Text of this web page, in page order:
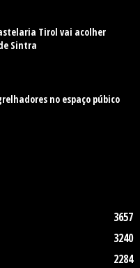
Tirol vai acolher
Sintra
no espaço púbico
3657
3240
2284